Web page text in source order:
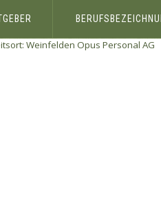
Weinfelden Opus Personal AG